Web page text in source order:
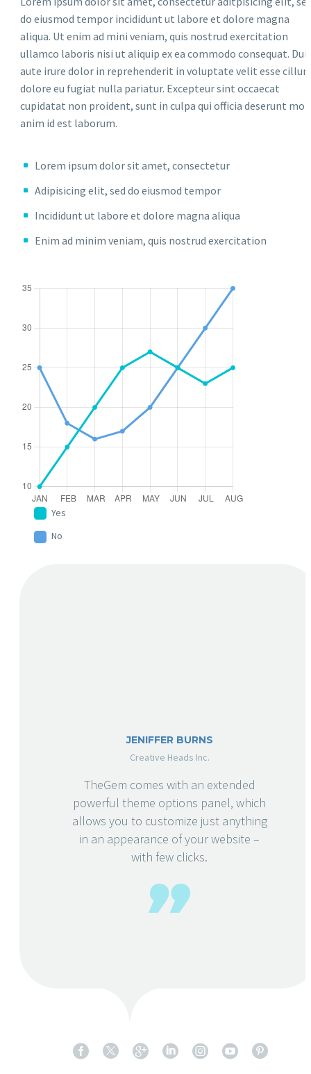
do eiusmod tempor incididunt ut labore et dolore magna
aliqua. Ut enim ad mini veniam, quis nostrud exercitation
ullamco laboris nisi ut aliquip ex ea commodo consequat. Duis
aute irure dolor in reprehenderit in voluptate velit esse
dolore eu fugiat nulla pariatur. Excepteur sint occaecat
cupidatat non proident, sunt in culpa qui officia deserunt
anim id est laborum.
Lorem ipsum dolor sit amet, consectetur
Adipisicing elit, sed do eiusmod tempor
Incididunt ut labore et dolore magna aliqua
Enim ad minim veniam, quis nostrud exercitation
Yes
No
JENIFFER BURNS
Creative Heads Inc.
TheGem comes with an extended
powerful theme options panel, which
allows you to customize just anything
in an appearance of your website –
with few clicks.